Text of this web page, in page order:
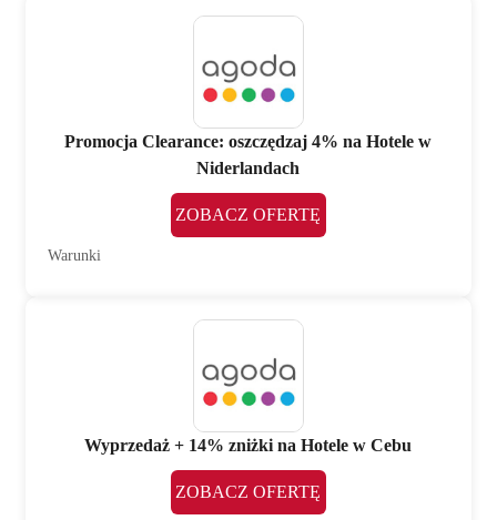
Promocja Clearance: oszczędzaj 4% na Hotele w
Niderlandach
ZOBACZ OFERTĘ
Warunki
Wyprzedaż + 14% zniżki na Hotele w Cebu
ZOBACZ OFERTĘ